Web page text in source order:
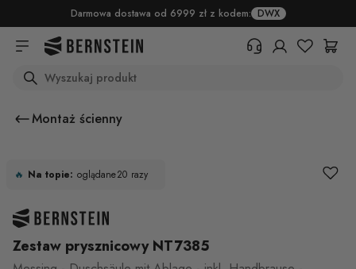
Skip to main contentDarmowa dostawa od 6999 zł z kodem: DWX
Search
Montaż ścienny
🔥 Na topie: oglądane20 razy
Zestaw prysznicowy NT7385